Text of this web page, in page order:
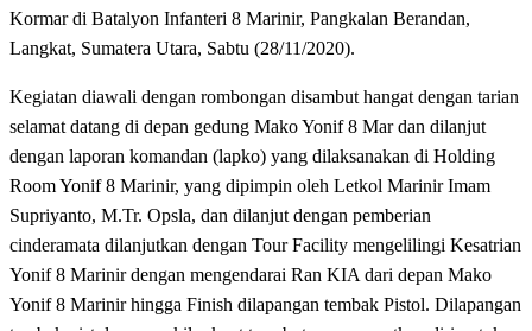
Kormar di Batalyon Infanteri 8 Marinir, Pangkalan Berandan,
Langkat, Sumatera Utara, Sabtu (28/11/2020).
Kegiatan diawali dengan rombongan disambut hangat dengan tarian
selamat datang di depan gedung Mako Yonif 8 Mar dan dilanjut
dengan laporan komandan (lapko) yang dilaksanakan di Holding
Room Yonif 8 Marinir, yang dipimpin oleh Letkol Marinir Imam
Supriyanto, M.Tr. Opsla, dan dilanjut dengan pemberian
cinderamata dilanjutkan dengan Tour Facility mengelilingi Kesatrian
Yonif 8 Marinir dengan mengendarai Ran KIA dari depan Mako
Yonif 8 Marinir hingga Finish dilapangan tembak Pistol. Dilapangan